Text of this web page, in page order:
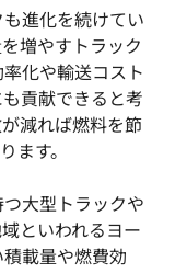
進化を続けてい
増やすトラック
化や輸送コスト
貢献できると考
減れば燃料を節
ます。
大型トラックや
といわれるヨー
載量や燃費効